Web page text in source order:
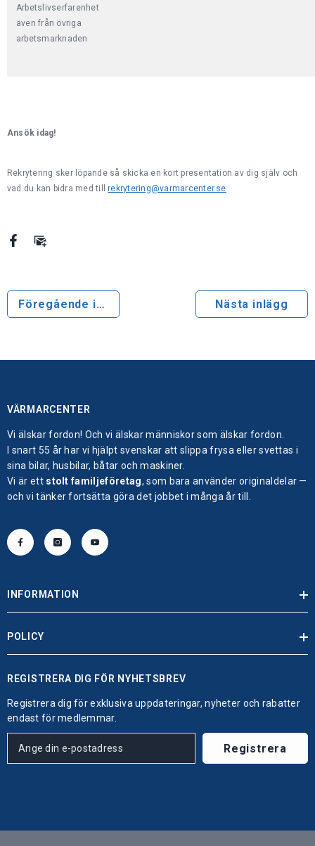
Arbetslivserfarenhet
även från övriga
arbetsmarknaden
Ansök idag!
Rekrytering sker löpande så skicka en kort presentation av dig själv och
vad du kan bidra med tillrekrytering@varmarcenter.se
Föregående inlägg Nästa inlägg
VÄRMARCENTER
Vi älskar fordon! Och vi älskar människor som älskar fordon.
I snart 55 år har vi hjälpt svenskar att slippa frysa eller svettas i
sina bilar, husbilar, båtar och maskiner.
Vi är ett stolt familjeföretag, som bara använder originaldelar —
och vi tänker fortsätta göra det jobbet i många år till.
INFORMATION
POLICY
REGISTRERA DIG FÖR NYHETSBREV
Registrera dig för exklusiva uppdateringar, nyheter och rabatter
endast för medlemmar.
Registrera